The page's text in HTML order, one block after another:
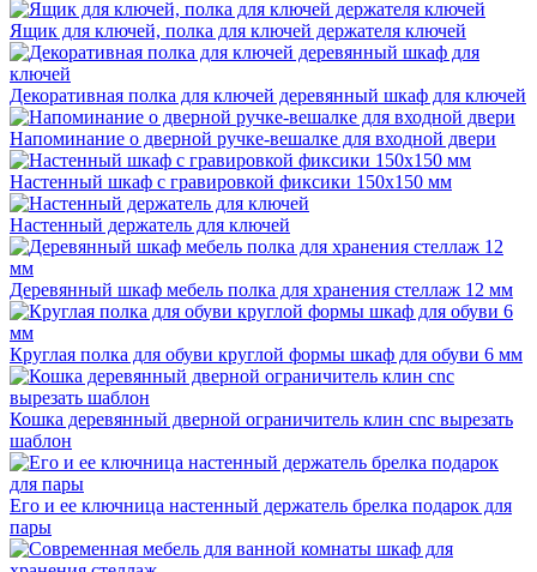
Ящик для ключей, полка для ключей держателя ключей
Декоративная полка для ключей деревянный шкаф для ключей
Напоминание о дверной ручке-вешалке для входной двери
Настенный шкаф с гравировкой фиксики 150x150 мм
Настенный держатель для ключей
Деревянный шкаф мебель полка для хранения стеллаж 12 мм
Круглая полка для обуви круглой формы шкаф для обуви 6 мм
Кошка деревянный дверной ограничитель клин cnc вырезать
шаблон
Его и ее ключница настенный держатель брелка подарок для
пары